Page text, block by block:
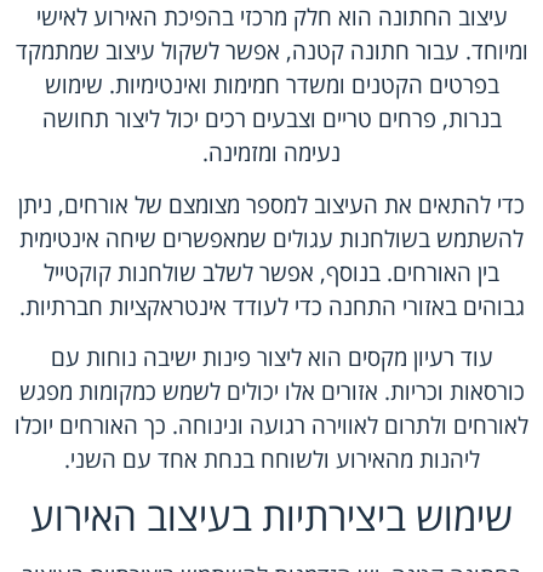
עיצוב החתונה הוא חלק מרכזי בהפיכת האירוע לאישי
ומיוחד. עבור חתונה קטנה, אפשר לשקול עיצוב שמתמקד
בפרטים הקטנים ומשדר חמימות ואינטימיות. שימוש
בנרות, פרחים טריים וצבעים רכים יכול ליצור תחושה
נעימה ומזמינה.
כדי להתאים את העיצוב למספר מצומצם של אורחים, ניתן
להשתמש בשולחנות עגולים שמאפשרים שיחה אינטימית
בין האורחים. בנוסף, אפשר לשלב שולחנות קוקטייל
גבוהים באזורי התחנה כדי לעודד אינטראקציות חברתיות.
עוד רעיון מקסים הוא ליצור פינות ישיבה נוחות עם
כורסאות וכריות. אזורים אלו יכולים לשמש כמקומות מפגש
לאורחים ולתרום לאווירה רגועה ונינוחה. כך האורחים יוכלו
ליהנות מהאירוע ולשוחח בנחת אחד עם השני.
שימוש ביצירתיות בעיצוב האירוע